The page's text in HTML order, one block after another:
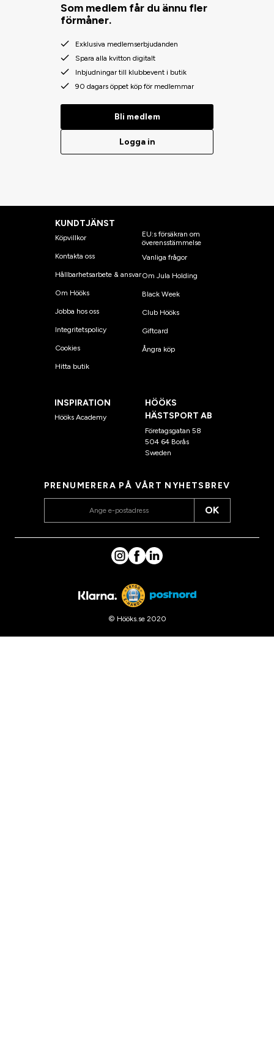
Som medlem får du ännu fler
förmåner.
Exklusiva medlemserbjudanden
Spara alla kvitton digitalt
Inbjudningar till klubbevent i butik
90 dagars öppet köp för medlemmar
Bli medlem
Logga in
KUNDTJÄNST
Köpvillkor
Kontakta oss
Hållbarhetsarbete & ansvar
Om Hööks
Jobba hos oss
Integritetspolicy
Cookies
Hitta butik
EU:s försäkran om
överensstämmelse
Vanliga frågor
Om Jula Holding
Black Week
Club Hööks
Giftcard
Ångra köp
INSPIRATION
Hööks Academy
HÖÖKS
HÄSTSPORT AB
Företagsgatan 58
504 64 Borås
Sweden
PRENUMERERA PÅ VÅRT NYHETSBREV
OK
© Hööks.se 2020